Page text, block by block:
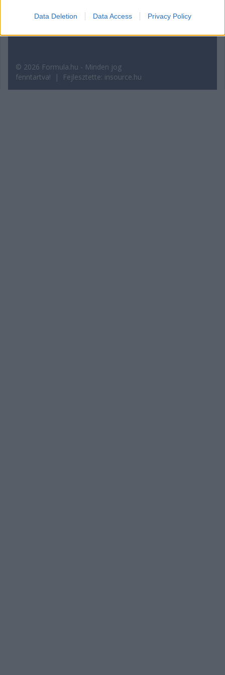
Data Deletion Data Access Privacy Policy
kinyomtatáson túl - sem online, sem nyomtatott formában nem
használhatóak fel.
© 2026 Formula.hu - Minden jog
fenntartva! | Fejlesztette: insource.hu